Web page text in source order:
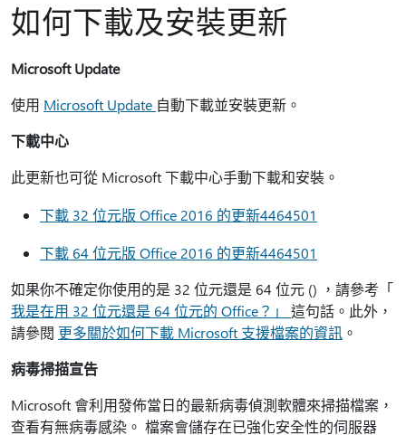
如何下載及安裝更新
Microsoft Update
使用 Microsoft Update 自動下載並安裝更新。
下載中心
此更新也可從 Microsoft 下載中心手動下載和安裝。
下載 32 位元版 Office 2016 的更新4464501
下載 64 位元版 Office 2016 的更新4464501
如果你不確定你使用的是 32 位元還是 64 位元 () ，請參考「
我是在用 32 位元還是 64 位元的 Office？」 這句話。此外，
請參閱 更多關於如何下載 Microsoft 支援檔案的資訊 。
病毒掃描宣告
Microsoft 會利用發佈當日的最新病毒偵測軟體來掃描檔案，
查看有無病毒感染。 檔案會儲存在已強化安全性的伺服器